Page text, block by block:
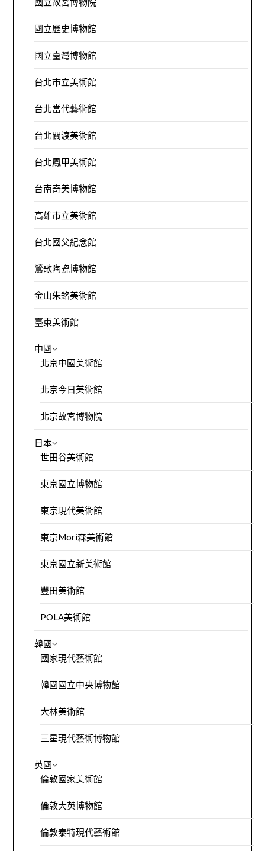
國立歷史博物館
國立臺灣博物館
台北市立美術館
台北當代藝術館
台北關渡美術館
台北鳳甲美術館
台南奇美博物館
高雄市立美術館
台北國父紀念館
鶯歌陶瓷博物館
金山朱銘美術館
臺東美術館
中國
北京中國美術館
北京今日美術館
北京故宮博物院
日本
世田谷美術館
東京國立博物館
東京現代美術館
東京Mori森美術館
東京國立新美術館
豐田美術館
POLA美術館
韓國
國家現代藝術館
韓國國立中央博物館
大林美術館
三星現代藝術博物館
英國
倫敦國家美術館
倫敦大英博物館
倫敦泰特現代藝術館